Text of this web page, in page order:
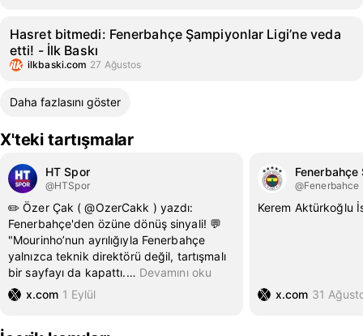
Hasret bitmedi: Fenerbahçe Şampiyonlar Ligi’ne veda
etti! - İlk Baskı
ilkbaski.com 27 Ağustos
Daha fazlasını göster
X'teki tartışmalar
HT Spor
@HTSpor
✏️ Özer Çak ( @OzerCakk ) yazdı:
Fenerbahçe'den özüne dönüş sinyali! 💬
"Mourinho’nun ayrılığıyla Fenerbahçe
yalnızca teknik direktörü değil, tartışmalı
bir sayfayı da kapattı.… Devamını oku
x.com 1 Eylül
Fenerbahçe
@Fenerbahce
Kerem Aktürkoğlu
x.com 31